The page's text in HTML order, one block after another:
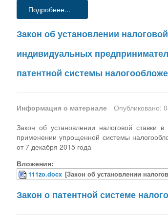
Подробнее...
Закон об установлении
индивидуальных
патентной системы
Информация о материале
Опубликовано:
Закон об установлении налоговой ставки
применении упрощенной системы
от 7 декабря 2015 года
Вложения:
111zo.docx [Закон об установлении
Закон о патентной системе